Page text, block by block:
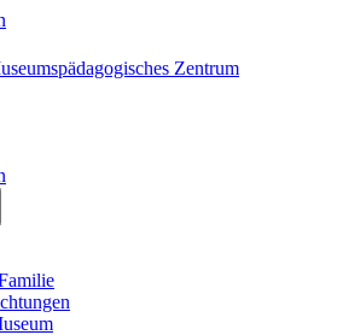
Zentrum